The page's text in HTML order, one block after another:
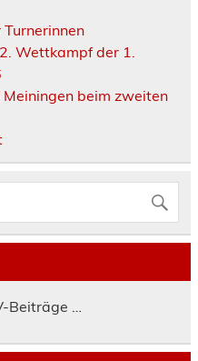
Wettkampf der 1.
beim zweiten
Beiträge …